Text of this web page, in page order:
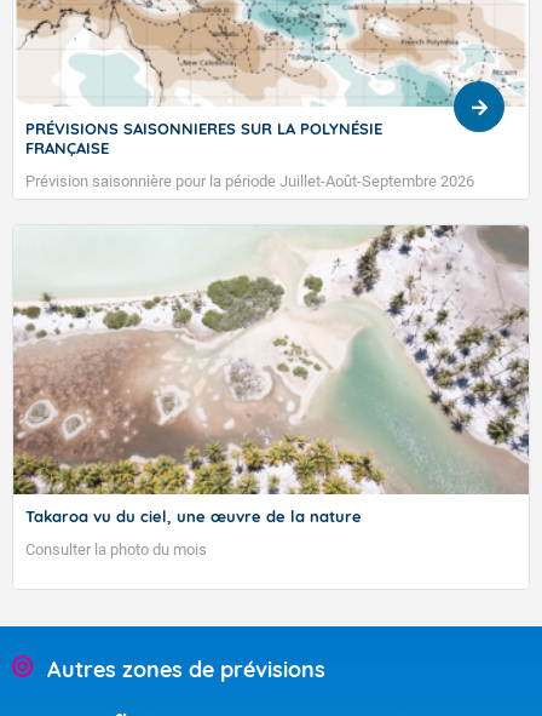
TENDANCE MENSUELLE POUR LA POLYNÉSIE
FRANÇAISE DU 04/09/2023 30/04/2023
Septembre 2026
L'Œil du climat 2026 : immortalisez le
Pour sa sixième édition, le concours photo l'Œil du
au 18 septembre 2026.
Takaroa vu du ciel, une œuvre de la nature
Consulter la photo du mois
Autres zones de prévisions